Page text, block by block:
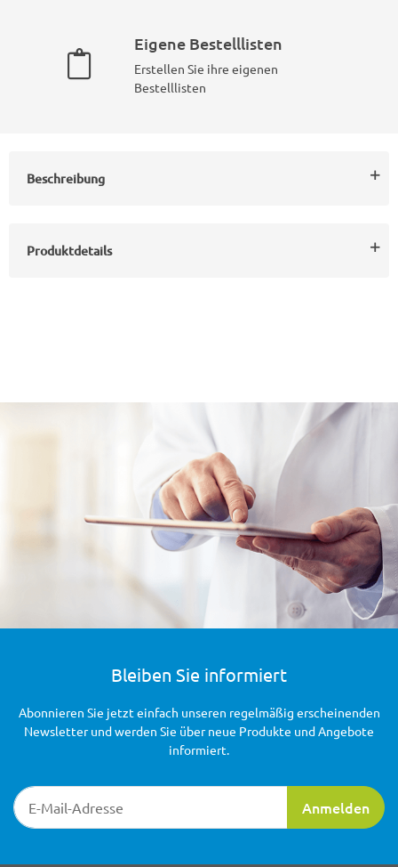
Eigene Bestelllisten
Erstellen Sie ihre eigenen
Bestelllisten
Beschreibung
Produktdetails
Bleiben Sie informiert
Newsletter-Registrierung
Anmelden
Abonnieren Sie jetzt einfach unseren regelmäßig erscheinenden
Newsletter und werden Sie über neue Produkte und Angebote
informiert.